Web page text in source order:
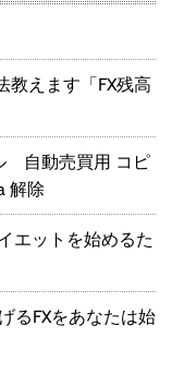
教えます「FX残高
自動売買用 コピ
解除
エットを始めるた
るFXをあなたは始